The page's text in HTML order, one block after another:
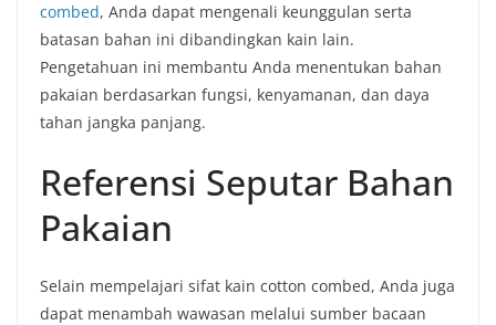
combed, Anda dapat mengenali keunggulan serta
batasan bahan ini dibandingkan kain lain.
Pengetahuan ini membantu Anda menentukan bahan
pakaian berdasarkan fungsi, kenyamanan, dan daya
tahan jangka panjang.
Referensi Seputar Bahan
Pakaian
Selain mempelajari sifat kain cotton combed, Anda juga
dapat menambah wawasan melalui sumber bacaan